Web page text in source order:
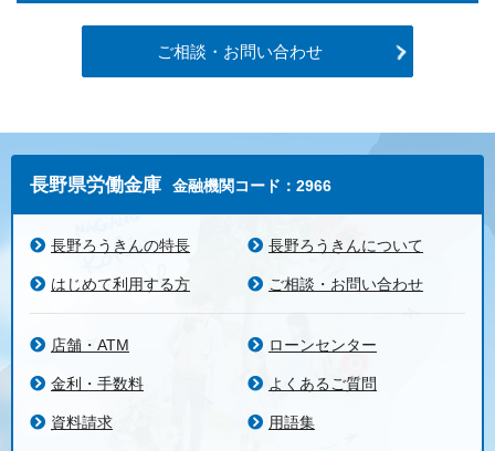
ご相談・お問い合わせ
長野県労働金庫 金融機関コード：2966
長野ろうきんの特長 長野ろうきんについて
はじめて利用する方 ご相談・お問い合わせ
店舗・ATM ローンセンター
金利・手数料 よくあるご質問
資料請求 用語集